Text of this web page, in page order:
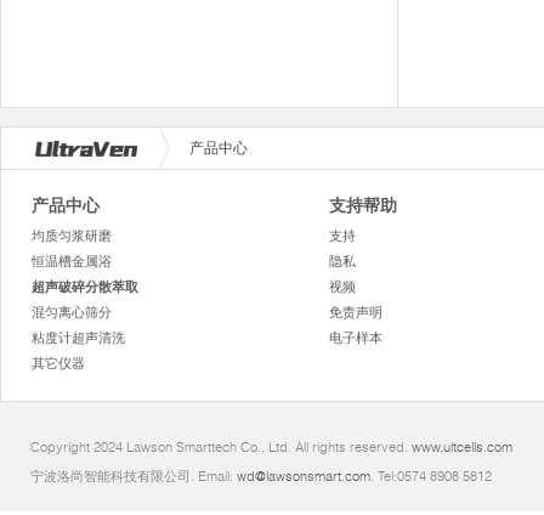
产品中心
产品中心
均质匀浆研磨
恒温槽金属浴
超声破碎分散萃取
混匀离心筛分
粘度计超声清洗
其它仪器
支持帮助
支持
隐私
视频
免责声明
电子样本
Copyright 2024 Lawson Smarttech Co., Ltd. All rights reserved. www.ultcells.com
宁波洛尚智能科技有限公司. Email: wd@lawsonsmart.com. Tel:0574 8908 5812